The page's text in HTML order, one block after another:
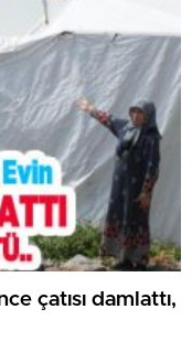
çatısı damlattı,